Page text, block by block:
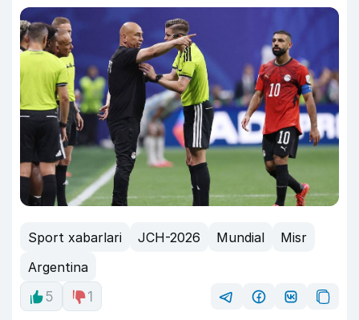
Sport xabarlari JCH-2026 Mundial
Misr
Argentina
5
1